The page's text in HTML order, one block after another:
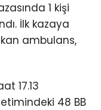
1 kişi
İlk kazaya
ambulans,
17.13
48 BB